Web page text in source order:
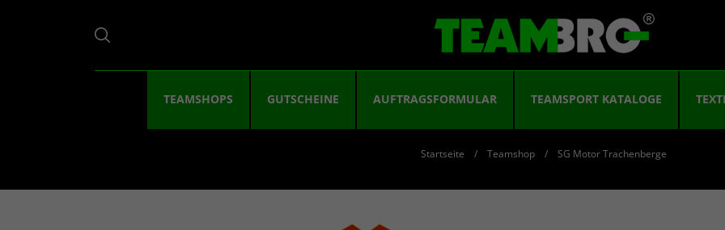
TEAMSHOPS GUTSCHEINE AUFTRAGSFORMULAR TEAMSPORT KATALOGE
Startseite Teamshop SG Motor Trachenberge